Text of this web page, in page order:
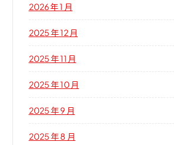
2026 年 1 月
2025 年 12 月
2025 年 11 月
2025 年 10 月
2025 年 9 月
2025 年 8 月